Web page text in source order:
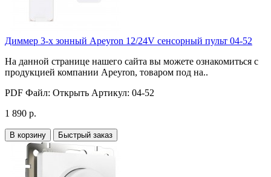
Диммер 3-х зонный Apeyron 12/24V сенсорный пульт 04-52
На данной странице нашего сайта вы можете ознакомиться с
продукцией компании Apeyron, товаром под на..
PDF Файл: Открыть Артикул: 04-52
1 890 р.
В корзину Быстрый заказ